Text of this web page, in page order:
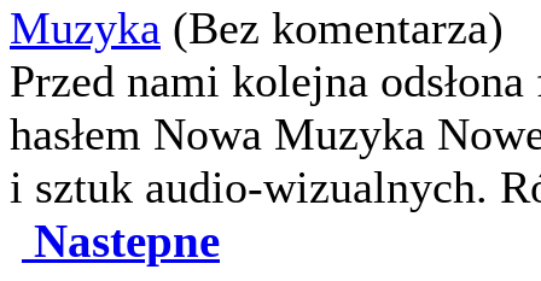
Muzyka (Bez komentarza)
Przed nami kolejna
hasłem Nowa Muzyka
i sztuk audio-wizualnych.
Nastepne